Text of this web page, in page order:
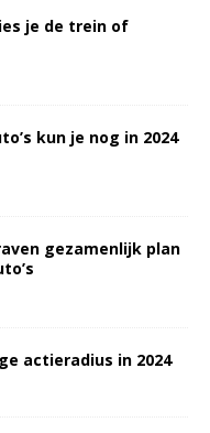
je de trein of
kun je nog in 2024
gezamenlijk plan
actieradius in 2024